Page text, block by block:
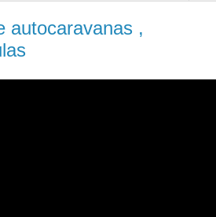
autocaravanas ,